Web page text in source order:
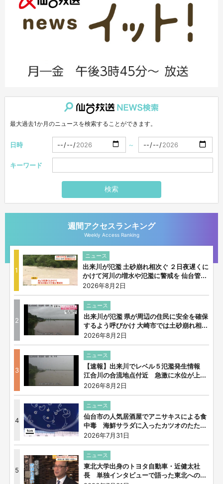
最大過去1か月のニュースを検索することができます。
日時 ～
キーワード
検索
週間アクセスランキング
Weekly Access Ranking
1
ニュース
出来川が氾濫 土砂崩れ相次ぐ ２日夜遅くに
かけて河川の増水や氾濫に警戒を 仙台管...
2026年8月2日
2
ニュース
出来川が氾濫 県が周辺の住民に安全を確保
するよう呼びかけ 大崎市では土砂崩れ相...
2026年8月2日
3
ニュース
【速報】出来川でレベル５氾濫発生情報
江合川の合流地点付近 急激に水位が上...
2026年8月2日
4
ニュース
仙台市の人気居酒屋でアニサキスによる食
中毒 海鮮サラダに入ったカツオのたた...
2026年7月31日
5
ニュース
東北大学出身のトヨタ自動車・近健太社
長 単独インタビューで語った東北への...